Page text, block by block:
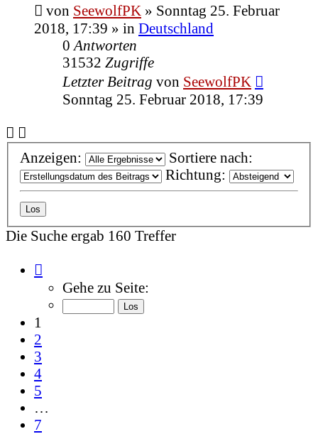
von SeewolfPK » Sonntag 25. Februar
2018, 17:39 » in Deutschland
0 Antworten
31532 Zugriffe
Letzter Beitrag von SeewolfPK
Sonntag 25. Februar 2018, 17:39
Anzeigen:
Sortiere nach:
Richtung:
Die Suche ergab 160 Treffer
1
von
Gehe zu Seite:
1
2
3
4
5
…
7